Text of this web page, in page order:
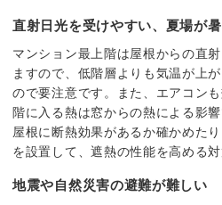
直射日光を受けやすい、夏場が
マンション最上階は屋根からの直
ますので、低階層よりも気温が上
ので要注意です。また、エアコン
階に入る熱は窓からの熱による影
屋根に断熱効果があるか確かめた
を設置して、遮熱の性能を高める対
地震や自然災害の避難が難しい